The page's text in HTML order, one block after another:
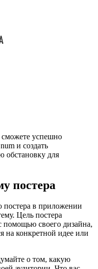
успешно
и создать
обстановку для
постера
постера в приложении
Цель постера
помощью своего дизайна,
на конкретной идее или
о том, какую